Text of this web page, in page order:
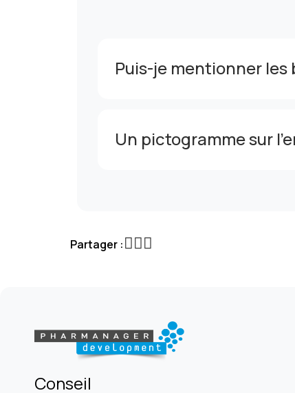
Partager :
Puis-je mentionner
Un pictogramme sur
Conseil